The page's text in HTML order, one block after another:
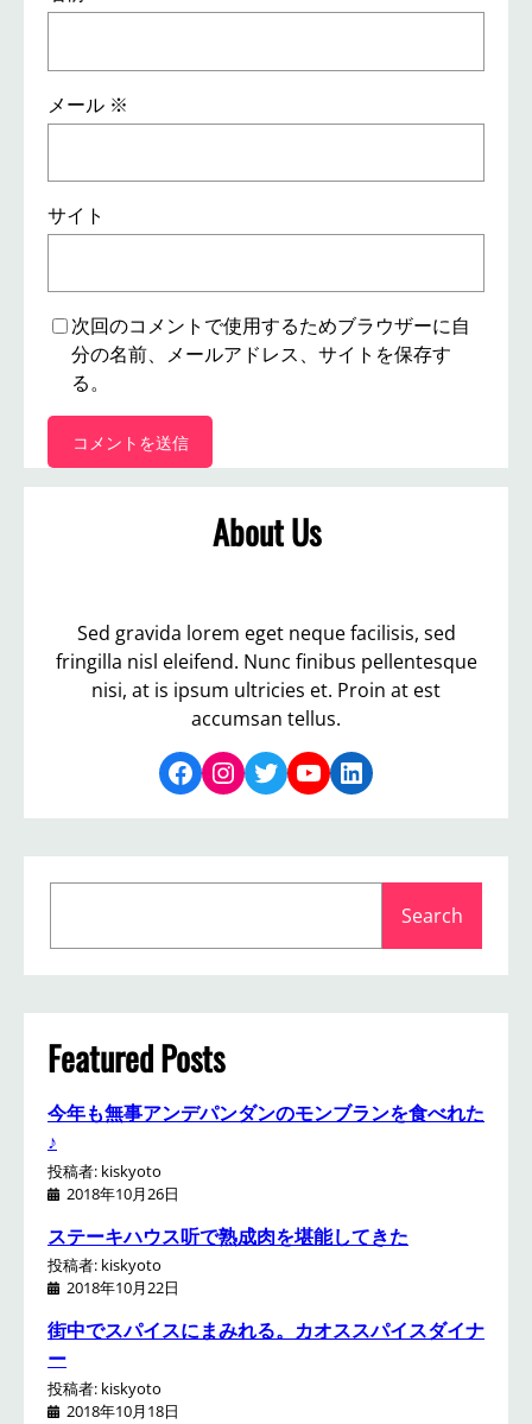
メール ※
サイト
次回のコメントで使用するためブラウザーに自
分の名前、メールアドレス、サイトを保存す
る。
About Us
Sed gravida lorem eget neque facilisis, sed
fringilla nisl eleifend. Nunc finibus pellentesque
nisi, at is ipsum ultricies et. Proin at est
accumsan tellus.
Facebook Instagram Twitter YouTube LinkedIn
a
r
c
h
Search
Featured Posts
今年も無事アンデパンダンのモンブランを食べれた
♪
投稿者: kiskyoto
2018年10月26日
ステーキハウス听で熟成肉を堪能してきた
投稿者: kiskyoto
2018年10月22日
街中でスパイスにまみれる。カオススパイスダイナ
ー
投稿者: kiskyoto
2018年10月18日